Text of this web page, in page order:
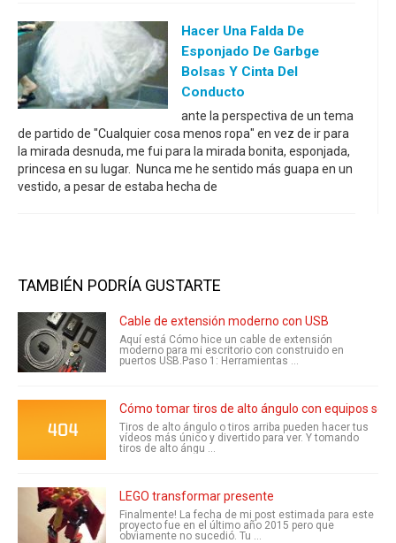
Hacer Una Falda De
Esponjado De Garbge
Bolsas Y Cinta Del
Conducto
ante la perspectiva de un tema
de partido de "Cualquier cosa menos ropa" en vez de ir para
la mirada desnuda, me fui para la mirada bonita, esponjada,
princesa en su lugar. Nunca me he sentido más guapa en un
vestido, a pesar de estaba hecha de
TAMBIÉN PODRÍA GUSTARTE
Cable de extensión moderno con USB
Aquí está Cómo hice un cable de extensión
moderno para mi escritorio con construido en
puertos USB.Paso 1: Herramientas ...
Cómo tomar tiros de alto ángulo con equipos
Tiros de alto ángulo o tiros arriba pueden hacer tus
vídeos más único y divertido para ver. Y tomando
tiros de alto ángu ...
LEGO transformar presente
Finalmente! La fecha de mi post estimada para este
proyecto fue en el último año 2015 pero que
obviamente no sucedió. Tu ...